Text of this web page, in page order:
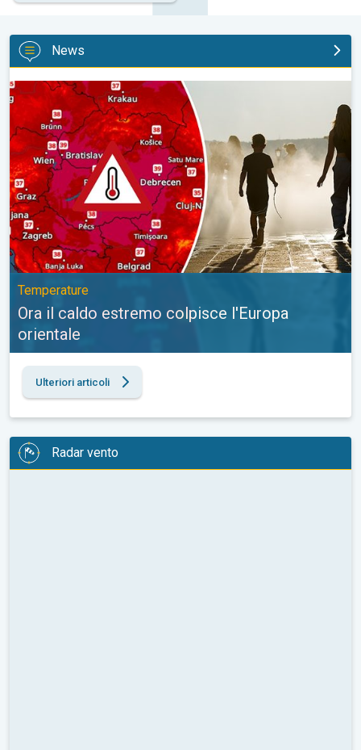
News
Ora il caldo estremo colpisce l'Europa orientale. Temperature. .
Temperature
Ora il caldo estremo colpisce l'Europa
orientale
Ulteriori articoli
Radar vento